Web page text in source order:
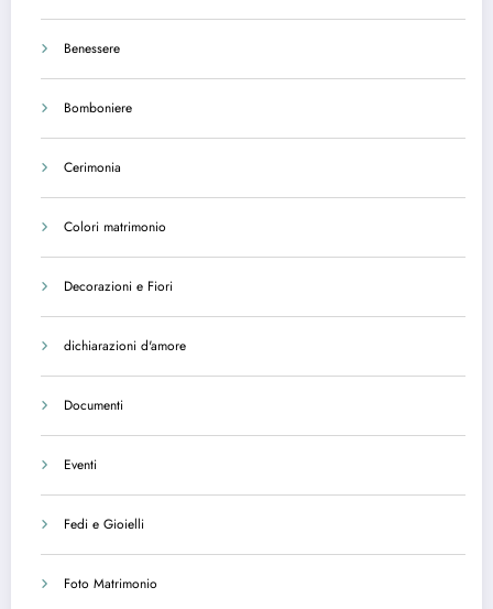
Benessere
Bomboniere
Cerimonia
Colori matrimonio
Decorazioni e Fiori
dichiarazioni d'amore
Documenti
Eventi
Fedi e Gioielli
Foto Matrimonio